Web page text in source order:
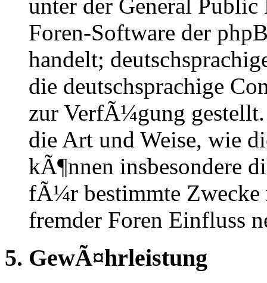
unter der General
Foren-Software der
handelt;
die deutschsprachige
zur VerfÃ¼gung
die Art und Weise, wie
kÃ¶nnen insbesondere
fÃ¼r bestimmte Zwecke
fremder Foren Einfluss
5. GewÃ¤hrleistung